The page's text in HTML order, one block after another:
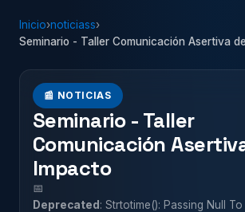
Inicio›noticiass›
Seminario - Taller Comunicación Asertiva
📰 NOTICIAS
Seminario - Taller
Comunicación
Impacto
📅
Deprecated : Strtotime(): Passing Null To